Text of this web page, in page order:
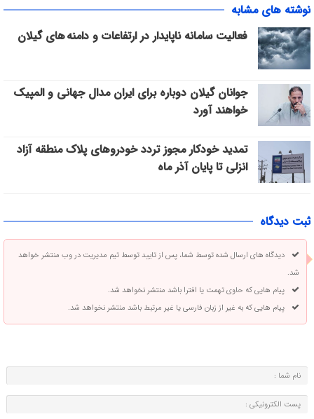
نوشته های مشابه
فعالیت سامانه ناپایدار در ارتفاعات و دامنه های گیلان
جوانان گیلان دوباره برای ایران مدال جهانی و المپیک
خواهند آورد
تمدید خودکار مجوز تردد خودروهای پلاک منطقه آزاد
انزلی تا پایان آذر ماه
ثبت دیدگاه
دیدگاه های ارسال شده توسط شما، پس از تایید توسط تیم مدیریت در وب منتشر خواهد
شد.
پیام هایی که حاوی تهمت یا افترا باشد منتشر نخواهد شد.
پیام هایی که به غیر از زبان فارسی یا غیر مرتبط باشد منتشر نخواهد شد.